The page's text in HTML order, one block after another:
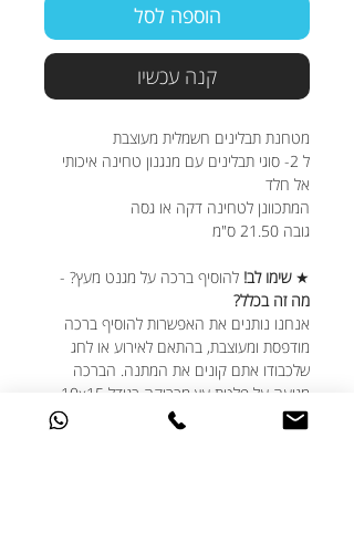
הוספה לסל
קנה עכשיו
מטחנת תבלינים חשמלית מעוצבת
ל 2- סוגי תבלינים עם מנגנון טחינה איכותי
אל חלד
המתכוונן לטחינה דקה או גסה
גובה 21.50 ס"מ
★שימו לב! להוסיף ברכה על מגנט מעץ? -
מה זה בכלל?
אנחנו נותנים את האפשרות להוסיף ברכה
מודפסת ומעוצבת, בהתאם לאירוע או לחג
שלכבודו אתם קונים את המתנה. הברכה
מגיעה על פלטת עץ מבריקה בגודל 10x15